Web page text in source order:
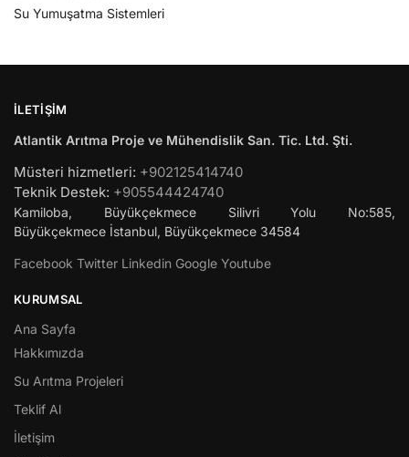
Su Yumuşatma Sistemleri
İLETIŞIM
Atlantik Arıtma Proje ve Mühendislik San. Tic. Ltd. Şti.
Müsteri hizmetleri: +902125414740
Teknik Destek: +905544424740
Kamiloba, Büyükçekmece Silivri Yolu No:585,
Büyükçekmece İstanbul, Büyükçekmece 34584
Facebook Twitter Linkedin Google Youtube
KURUMSAL
Ana Sayfa
Hakkımızda
Su Arıtma Projeleri
Teklif Al
İletişim